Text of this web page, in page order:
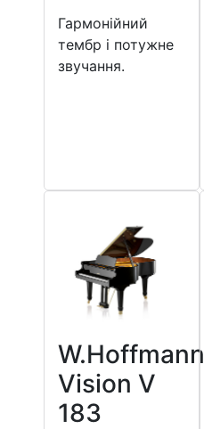
Гармонійний
тембр і потужне
звучання.
W.Hoffmann
Vision V
183